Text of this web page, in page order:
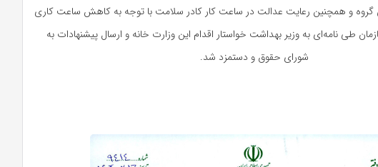
گروه و همچنین رعایت عدالت در ساعت کار کادر سلامت با توجه به کاهش ساعت کاری
طی نامه‌ای به وزیر بهداشت خواستار اقدام این وزارت خانه و ارسال پیشنهادات به
شورای حقوق و دستمزد شد.